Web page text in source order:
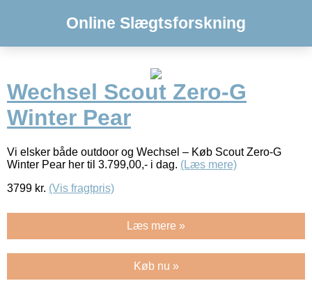
Online Slægtsforskning
Wechsel Scout Zero-G
Winter Pear
Vi elsker både outdoor og Wechsel – Køb Scout Zero-G
Winter Pear her til 3.799,00,- i dag. (Læs mere)
3799 kr. (Vis fragtpris)
Læs mere »
Køb nu »